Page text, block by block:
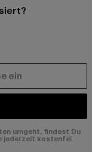
umgeht, findest Du
jederzeit kostenfei